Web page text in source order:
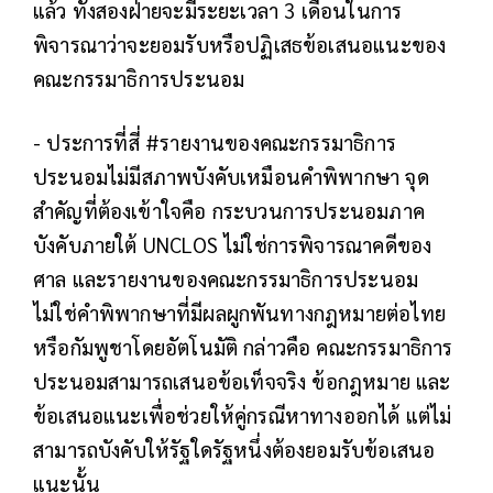
แล้ว ทั้งสองฝ่ายจะมีระยะเวลา 3 เดือนในการ
พิจารณาว่าจะยอมรับหรือปฏิเสธข้อเสนอแนะของ
คณะกรรมาธิการประนอม
- ประการที่สี่ #รายงานของคณะกรรมาธิการ
ประนอมไม่มีสภาพบังคับเหมือนคำพิพากษา จุด
สำคัญที่ต้องเข้าใจคือ กระบวนการประนอมภาค
บังคับภายใต้ UNCLOS ไม่ใช่การพิจารณาคดีของ
ศาล และรายงานของคณะกรรมาธิการประนอม
ไม่ใช่คำพิพากษาที่มีผลผูกพันทางกฎหมายต่อไทย
หรือกัมพูชาโดยอัตโนมัติ กล่าวคือ คณะกรรมาธิการ
ประนอมสามารถเสนอข้อเท็จจริง ข้อกฎหมาย และ
ข้อเสนอแนะเพื่อช่วยให้คู่กรณีหาทางออกได้ แต่ไม่
สามารถบังคับให้รัฐใดรัฐหนึ่งต้องยอมรับข้อเสนอ
แนะนั้น